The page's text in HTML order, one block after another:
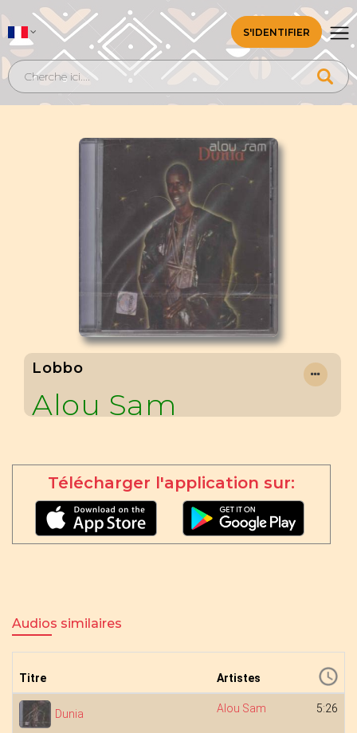
S'IDENTIFIER
Lobbo
Alou Sam
Télécharger l'application sur:
Audios similaires
Titre Artistes
Dunia Alou Sam 5:26